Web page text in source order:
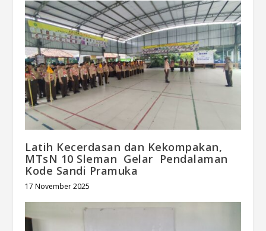
Latih Kecerdasan dan Kekompakan,
MTsN 10 Sleman Gelar Pendalaman
Kode Sandi Pramuka
17 November 2025